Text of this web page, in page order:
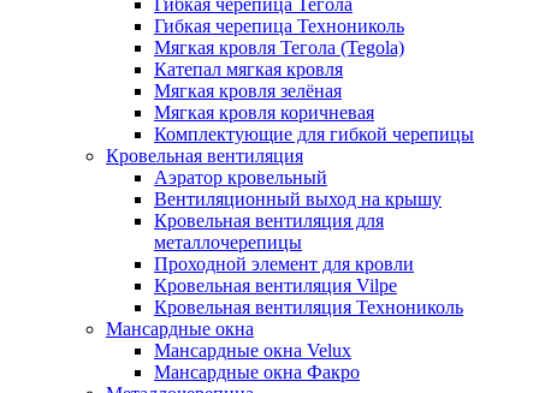
Гибкая черепица Тегола
Гибкая черепица Технониколь
Мягкая кровля Тегола (Tegola)
Катепал мягкая кровля
Мягкая кровля зелёная
Мягкая кровля коричневая
Комплектующие для гибкой черепицы
Кровельная вентиляция
Аэратор кровельный
Вентиляционный выход на крышу
Кровельная вентиляция для
металлочерепицы
Проходной элемент для кровли
Кровельная вентиляция Vilpe
Кровельная вентиляция Технониколь
Мансардные окна
Мансардные окна Velux
Мансардные окна Факро